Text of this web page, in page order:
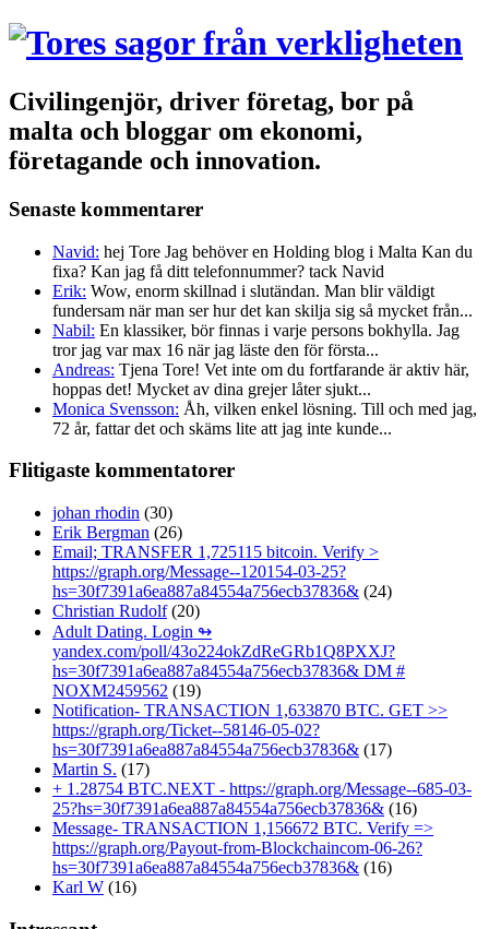
Civilingenjör, driver företag, bor på
malta och bloggar om ekonomi,
företagande och innovation.
Senaste kommentarer
Navid: hej Tore Jag behöver en Holding blog i Malta Kan du
fixa? Kan jag få ditt telefonnummer? tack Navid
Erik: Wow, enorm skillnad i slutändan. Man blir väldigt
fundersam när man ser hur det kan skilja sig så mycket från...
Nabil: En klassiker, bör finnas i varje persons bokhylla. Jag
tror jag var max 16 när jag läste den för första...
Andreas: Tjena Tore! Vet inte om du fortfarande är aktiv här,
hoppas det! Mycket av dina grejer låter sjukt...
Monica Svensson: Åh, vilken enkel lösning. Till och med jag,
72 år, fattar det och skäms lite att jag inte kunde...
Flitigaste kommentatorer
johan rhodin (30)
Erik Bergman (26)
Email; TRANSFER 1,725115 bitcoin. Verify >
https://graph.org/Message--120154-03-25?
hs=30f7391a6ea887a84554a756ecb37836& (24)
Christian Rudolf(20)
Adult Dating. Login ↬
yandex.com/poll/43o224okZdReGRb1Q8PXXJ?
hs=30f7391a6ea887a84554a756ecb37836& DM #
NOXM2459562 (19)
Notification- TRANSACTION 1,633870 BTC. GET >>
https://graph.org/Ticket--58146-05-02?
hs=30f7391a6ea887a84554a756ecb37836& (17)
Martin S. (17)
+ 1.28754 BTC.NEXT - https://graph.org/Message--685-03-
25?hs=30f7391a6ea887a84554a756ecb37836& (16)
Message- TRANSACTION 1,156672 BTC. Verify =>
https://graph.org/Payout-from-Blockchaincom-06-26?
hs=30f7391a6ea887a84554a756ecb37836& (16)
Karl W (16)